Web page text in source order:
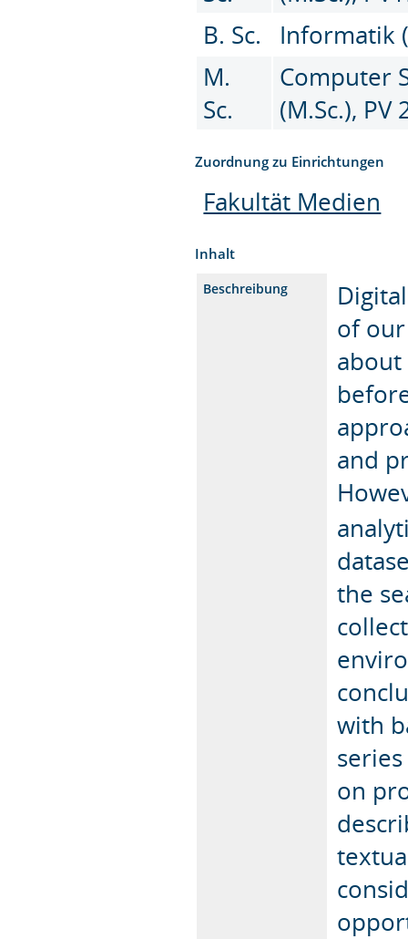
B. Sc.
Informatik
M.
Sc.
Computer
(M.Sc.), PV
Zuordnung zu Einrichtungen
Fakultät Medien
Inhalt
Beschreibung
of
about
and
the
with
on